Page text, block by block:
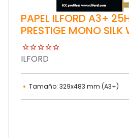
PAPEL ILFORD A3+
PRESTIGE MONO
ILFORD
Tamaño: 329x483 mm (A3+)